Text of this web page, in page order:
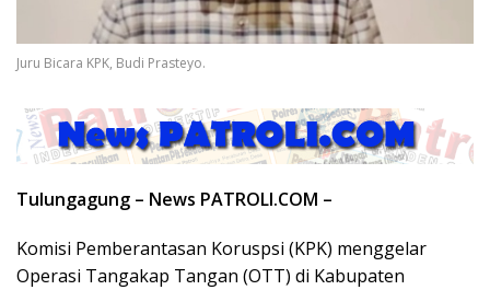
Juru Bicara KPK, Budi Prasteyo.
Tulungagung – News PATROLI.COM –
Komisi Pemberantasan Koruspsi (KPK) menggelar
Operasi Tangakap Tangan (OTT) di Kabupaten